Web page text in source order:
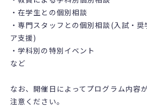
・在学生との個別相談
・専門スタッフとの個別相談(入試・
ア支援)
・学科別の特別イベント
など
なお、開催日によってプログラム内容
注意ください。